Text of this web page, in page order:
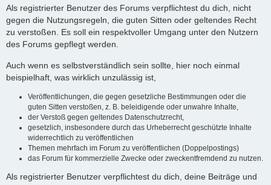
Als registrierter Benutzer des Forums verpflichtest du dich, nicht
gegen die Nutzungsregeln, die guten Sitten oder geltendes Recht
zu verstoßen. Es soll ein respektvoller Umgang unter den Nutzern
des Forums gepflegt werden.
Auch wenn es selbstverständlich sein sollte, hier noch einmal
beispielhaft, was wirklich unzulässig ist,
Veröffentlichungen, die gegen gesetzliche Bestimmungen oder die
guten Sitten verstoßen, z. B. beleidigende oder unwahre Inhalte,
der Verstoß gegen geltendes Datenschutzrecht,
gesetzlich, insbesondere durch das Urheberrecht geschützte Inhalte
widerrechtlich zu veröffentlichen
Themen mehrfach im Forum zu veröffentlichen (Doppelpostings)
das Forum für kommerzielle Zwecke oder zweckentfremdend zu nutzen.
Als registrierter Benutzer verpflichtest du dich, deine Beiträge und